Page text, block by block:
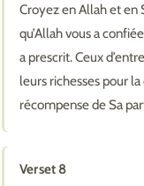
Croyez en Allah et en
qu’Allah vous a
a prescrit. Ceux
leurs richesses pour
récompense de Sa
Verset 8